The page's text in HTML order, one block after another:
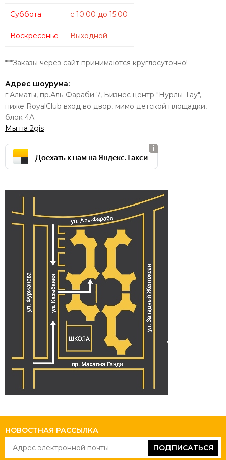
Суббота с 10:00 до 15:00
Воскресенье Выходной
***Заказы через сайт принимаются круглосуточно!
Адрес шоурума:
г.Алматы, пр.Аль-Фараби 7, Бизнес центр "Нурлы-Тау",
ниже RoyalClub вход во двор, мимо детской площадки,
блок 4А
Мы на 2gis
Доехать к нам на Яндекс.Tакси
НОВОСТНАЯ РАССЫЛКА
ПОДПИСАТЬСЯ